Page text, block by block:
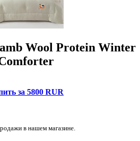
Wool Protein Winter
за 5800 RUR
в нашем магазине.